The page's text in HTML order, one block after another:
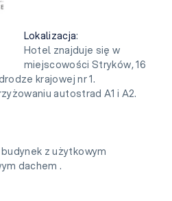
Lokalizacja:
Hotel znajduje się w
miejscowości Stryków, 16
krajowej nr 1.
autostrad A1 i A2.
z użytkowym
dachem .